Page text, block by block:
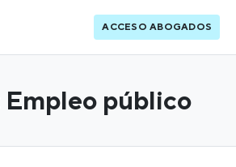
ACCESO ABOGADOS
Empleo público